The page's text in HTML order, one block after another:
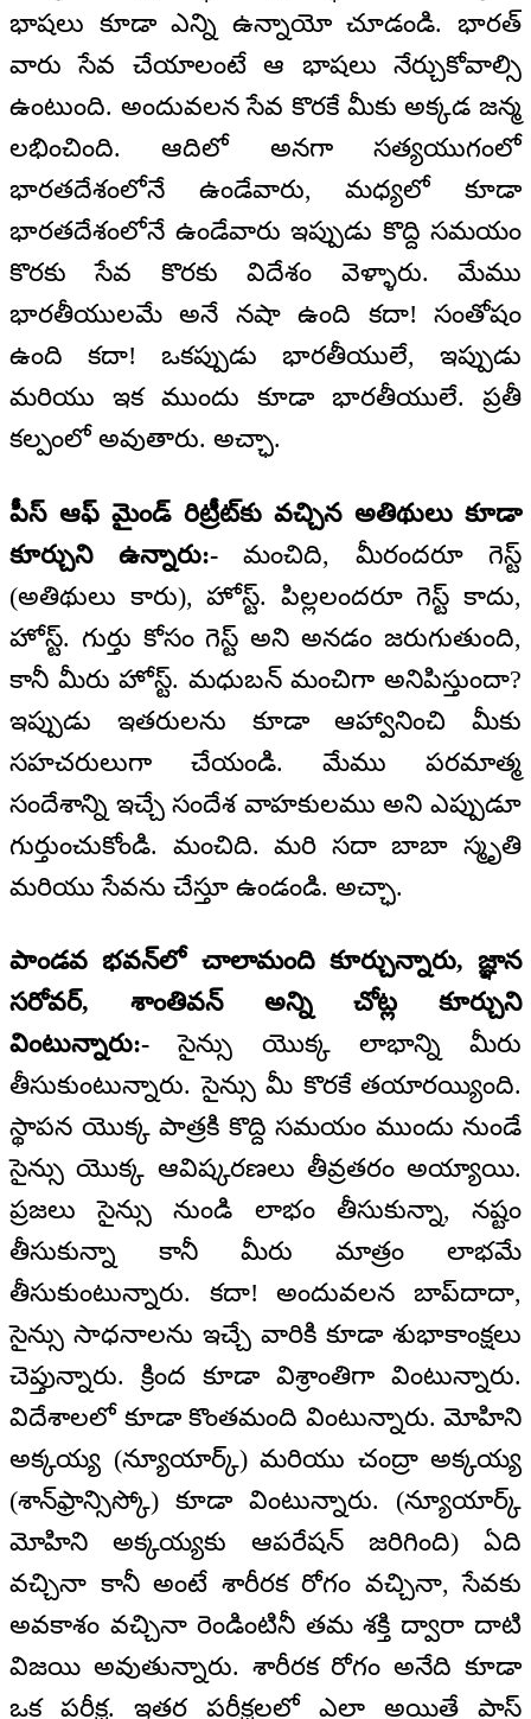
భాషలు కూడా ఎన్ని ఉన్నాయో చూడండి. భారత్
వారు సేవ చేయాలంటే ఆ భాషలు నేర్చుకోవాల్సి
ఉంటుంది. అందువలన సేవ కొరకే మీకు అక్కడ జన్మ
లభించింది. ఆదిలో అనగా సత్యయుగంలో
భారతదేశంలోనే ఉండేవారు, మధ్యలో కూడా
భారతదేశంలోనే ఉండేవారు ఇప్పుడు కొద్ది సమయం
కొరకు సేవ కొరకు విదేశం వెళ్ళారు. మేము
భారతీయులమే అనే నషా ఉంది కదా! సంతోషం
ఉంది కదా! ఒకప్పుడు భారతీయులే, ఇప్పుడు
మరియు ఇక ముందు కూడా భారతీయులే. ప్రతీ
కల్పంలో అవుతారు. అచ్ఛా.
పీస్ ఆఫ్ మైండ్ రిట్రీట్‌కు వచ్చిన అతిథులు కూడా
కూర్చుని ఉన్నారు:-మంచిది, మీరందరూ గెస్ట్
(అతిథులు కారు), హోస్ట్. పిల్లలందరూ గెస్ట్ కాదు,
హోస్ట్. గుర్తు కోసం గెస్ట్ అని అనడం జరుగుతుంది,
కానీ మీరు హోస్ట్. మధుబన్ మంచిగా అనిపిస్తుందా?
ఇప్పుడు ఇతరులను కూడా ఆహ్వానించి మీకు
సహచరులుగా చేయండి. మేము పరమాత్మ
సందేశాన్ని ఇచ్చే సందేశ వాహకులము అని ఎప్పుడూ
గుర్తుంచుకోండి. మంచిది. మరి సదా బాబా స్మృతి
మరియు సేవను చేస్తూ ఉండండి. అచ్ఛా.
పాండవ భవన్‌లో చాలామంది కూర్చున్నారు, జ్ఞాన
సరోవర్, శాంతివన్ అన్ని చోట్ల కూర్చుని
వింటున్నారు:- సైన్సు యొక్క లాభాన్ని మీరు
తీసుకుంటున్నారు. సైన్సు మీ కొరకే తయారయ్యింది.
స్థాపన యొక్క పాత్రకి కొద్ది సమయం ముందు నుండే
సైన్సు యొక్క ఆవిష్కరణలు తీవ్రతరం అయ్యాయి.
ప్రజలు సైన్సు నుండి లాభం తీసుకున్నా, నష్టం
తీసుకున్నా కానీ మీరు మాత్రం లాభమే
తీసుకుంటున్నారు. కదా! అందువలన బాప్‌దాదా,
సైన్సు సాధనాలను ఇచ్చే వారికి కూడా శుభాకాంక్షలు
చెప్తున్నారు. క్రింద కూడా విశ్రాంతిగా వింటున్నారు.
విదేశాలలో కూడా కొంతమంది వింటున్నారు. మోహిని
అక్కయ్య (న్యూయార్క్) మరియు చంద్రా అక్కయ్య
(శాన్‌ఫ్రాన్సిస్కో) కూడా వింటున్నారు. (న్యూయార్క్
మోహిని అక్కయ్యకు ఆపరేషన్ జరిగింది) ఏది
వచ్చినా కానీ అంటే శారీరక రోగం వచ్చినా, సేవకు
అవకాశం వచ్చినా రెండింటినీ తమ శక్తి ద్వారా దాటి
విజయి అవుతున్నారు. శారీరక రోగం అనేది కూడా
ఒక పరీక్ష. ఇతర పరీక్షలలో ఎలా అయితే పాస్